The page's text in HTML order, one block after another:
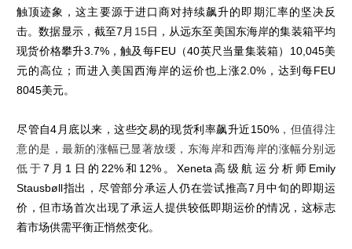
触顶迹象，这主要源于进口商对持续飙升的即期汇率的坚决反
击。数据显示，截至7 月 15日，从远东至美国东海岸的集装箱平均
现货价格攀升3.7%，触及每FEU （40英尺当量集装箱） 10,045美
元的高位；而进入美国西海岸的运价也上涨2.0%，达到每 FEU
8045美元。
尽管自4 月底以来，这些交易的现货利率飙升近 150%，但值得注
意的是，最新的涨幅已显著放缓，东海岸和西海岸的涨幅分别远
低于7 月 1 日的 22%和 12%。Xeneta 高级航运分析师 Emily
Stausbøll 指出，尽管部分承运人仍在尝试推高7 月中旬的即期运
价，但市场首次出现了承运人提供较低即期运价的情况，这标志
着市场供需平衡正悄然变化。